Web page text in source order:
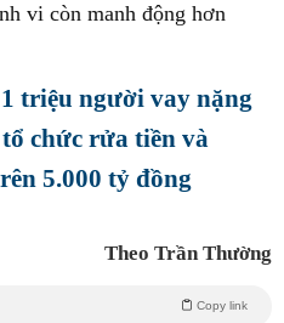
vi còn manh động hơn
triệu người vay nặng
chức rửa tiền và
5.000 tỷ đồng
Theo Trần Thường
Copy link